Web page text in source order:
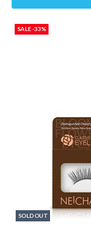
SALE -33%
SOLD OUT